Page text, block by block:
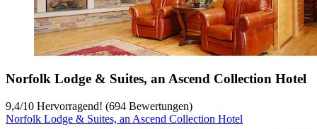
Norfolk Lodge & Suites, an Ascend Collection Hotel
9,4/10 Hervorragend! (694 Bewertungen)
Norfolk Lodge & Suites, an Ascend Collection Hotel